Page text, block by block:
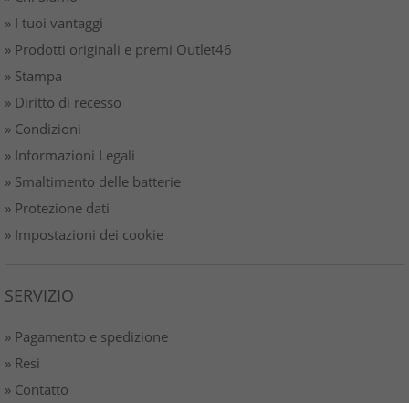
» I tuoi vantaggi
» Prodotti originali e premi Outlet46
» Stampa
» Diritto di recesso
» Condizioni
» Informazioni Legali
» Smaltimento delle batterie
» Protezione dati
» Impostazioni dei cookie
SERVIZIO
» Pagamento e spedizione
» Resi
» Contatto